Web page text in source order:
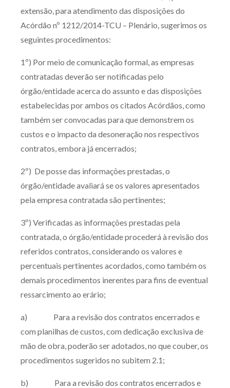
extensão, para atendimento das disposições do
Acórdão nº 1212/2014-TCU – Plenário, sugerimos os
seguintes procedimentos:
1º) Por meio de comunicação formal, as empresas
contratadas deverão ser notificadas pelo
órgão/entidade acerca do assunto e das disposições
estabelecidas por ambos os citados Acórdãos, como
também ser convocadas para que demonstrem os
custos e o impacto da desoneração nos respectivos
contratos, embora já encerrados;
2º) De posse das informações prestadas, o
órgão/entidade avaliará se os valores apresentados
pela empresa contratada são pertinentes;
3º) Verificadas as informações prestadas pela
contratada, o órgão/entidade procederá à revisão dos
referidos contratos, considerando os valores e
percentuais pertinentes acordados, como também os
demais procedimentos inerentes para fins de eventual
ressarcimento ao erário;
a) Para a revisão dos contratos encerrados e
com planilhas de custos, com dedicação exclusiva de
mão de obra, poderão ser adotados, no que couber, os
procedimentos sugeridos no subitem 2.1;
b) Para a revisão dos contratos encerrados e